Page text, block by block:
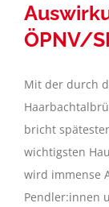
ÖPNV/
Mit der durch
bricht
wichtigsten
wird immense
Pendler:innen